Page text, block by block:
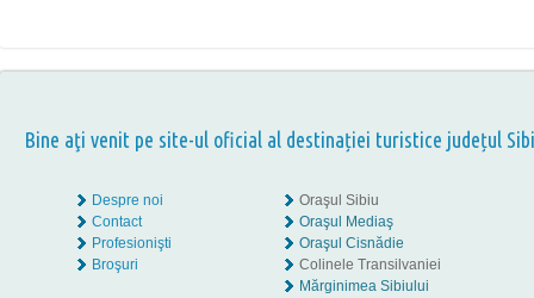
Bine aţi venit pe site-ul oficial al destinației turistice județul
Despre noi
Contact
Profesionişti
Broşuri
Oraşul Sibiu
Oraşul Mediaş
Oraşul Cisnădie
Colinele Transilvaniei
Mărginimea Sibiului